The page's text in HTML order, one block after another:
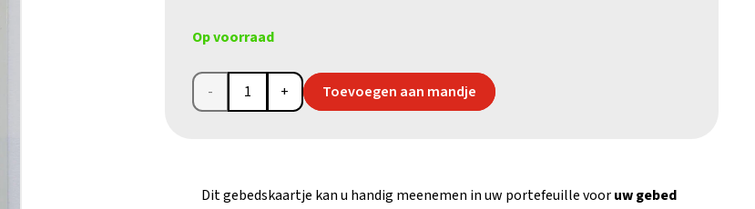
Op voorraad
Gebedskaartje
aantal
Toevoegen aan mandje
Dit gebedskaartje kan u handig meenemen in uw portefeuille vooruw gebed